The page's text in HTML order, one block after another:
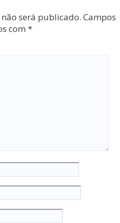
será publicado. Campos
com *